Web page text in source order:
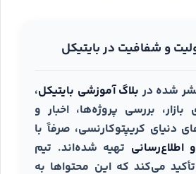
و شفافیت در بایتیکل
شده در بلاگ آموزشی بایتیکل،
بررسی پروژه‌ها، اخبار و
دنیای کریپتوکارنسی، صرفاً با
اطلاع‌رسانی تهیه شده‌اند. تیم
تأکید می‌کند که این محتواها به